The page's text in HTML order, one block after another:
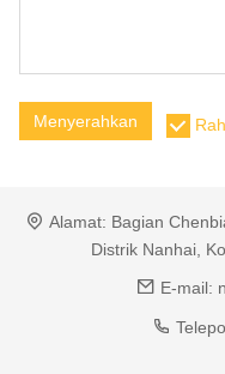
Menyerahkan
Alamat: Bagian
Distrik Nanhai,
E-mail: